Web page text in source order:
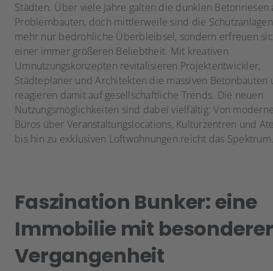
Städten. Über viele Jahre galten die dunklen Betonriesen
Problembauten, doch mittlerweile sind die
mehr nur bedrohliche Überbleibsel, sondern erfreuen
einer immer größeren Beliebtheit. Mit kreativen
Umnutzungskonzepten revitalisieren Projektentwickler,
Städteplaner und Architekten die massiven Betonbauten
reagieren damit auf gesellschaftliche Trends. Die neuen
Nutzungsmöglichkeiten sind dabei vielfältig: Von
Büros über Veranstaltungslocations, Kulturzentren und
bis hin zu exklusiven Loftwohnungen reicht das Spektrum.
Faszination Bunker: eine
Immobilie mit besonderer
Vergangenheit